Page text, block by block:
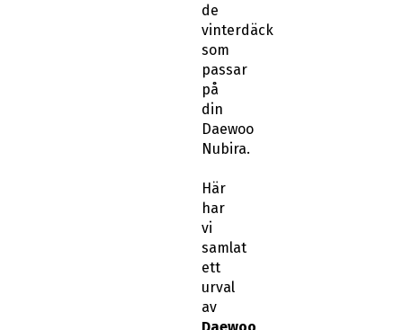
de
vinterdäck
som
passar
på
din
Daewoo
Nubira.
Här
har
vi
samlat
ett
urval
av
Daewoo